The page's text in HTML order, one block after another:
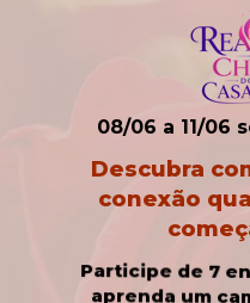
08/06 a 11/06
Descubra
conexão
aprenda um